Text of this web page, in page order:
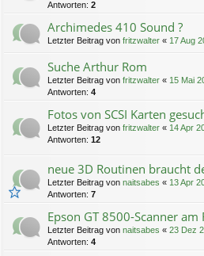
Antworten: 2
Archimedes 410 Sound ?
Letzter Beitrag von fritzwalter « 17 Aug
Suche Arthur Rom
Letzter Beitrag von fritzwalter « 15 Mai
Antworten: 4
Fotos von SCSI Karten
Letzter Beitrag von fritzwalter « 14 Apr
Antworten: 12
neue 3D Routinen braucht
Letzter Beitrag von naitsabes « 13 Apr
Antworten: 7
Epson GT 8500-Scanner am
Letzter Beitrag von naitsabes « 23 Dez
Antworten: 4